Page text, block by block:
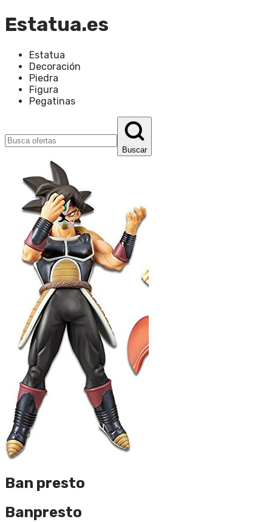
Estatua.es
Estatua
Decoración
Piedra
Figura
Pegatinas
Buscar
Ban presto
Banpresto